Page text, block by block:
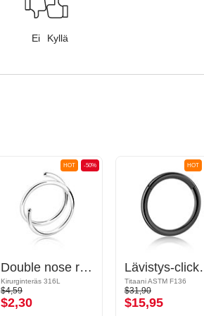
Ei Kyllä
-50%
HOT
Double nose ring (surgical steel, silver, shiny finish)
Kirurginteräs 316L
$4,59
$2,30
HOT
Lävistys-
Titaani ASTM F136
$31,90
$15,95